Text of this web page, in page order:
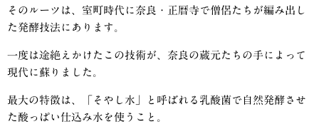
そのルーツは、室町時代に奈良・ 正暦寺で僧侶たちが編み出し
た発酵技法にあります。
一度は途絶えかけたこの技術が、奈良の蔵元たちの手によって
現代に蘇りました。
最大の特徴は、 「そやし水」
と呼ばれる乳酸菌で自然発酵させ
た酸っぱい仕込み水を使うこと。